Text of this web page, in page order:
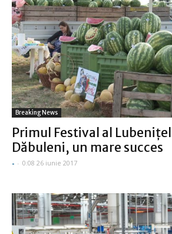
Breaking News
Primul Festival al
Dăbuleni, un mare succes
- - 0:08 26 iunie 2017